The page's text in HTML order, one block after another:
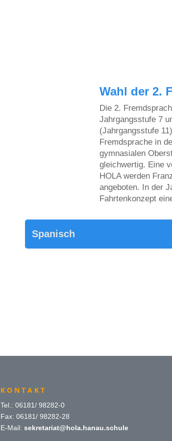
Wahl der 2.
Die 2.
Jahrgangsstufe 7
(Jahrgangsstufe
Fremdsprache in
gymnasialen
gleichwertig. Eine
HOLA werden
angeboten. In der
Fahrtenkonzept
Spanisch
KONTAKT
Tel.: 06181/ 98282-0
Fax: 06181/ 98282-28
E-Mail:sekretariat@hola.hanau.schule